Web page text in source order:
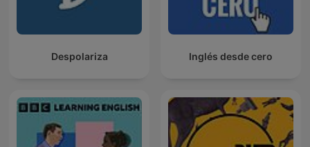
Despolariza Inglés desde cero